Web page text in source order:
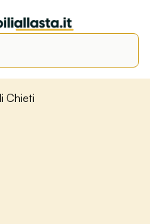
Chieti